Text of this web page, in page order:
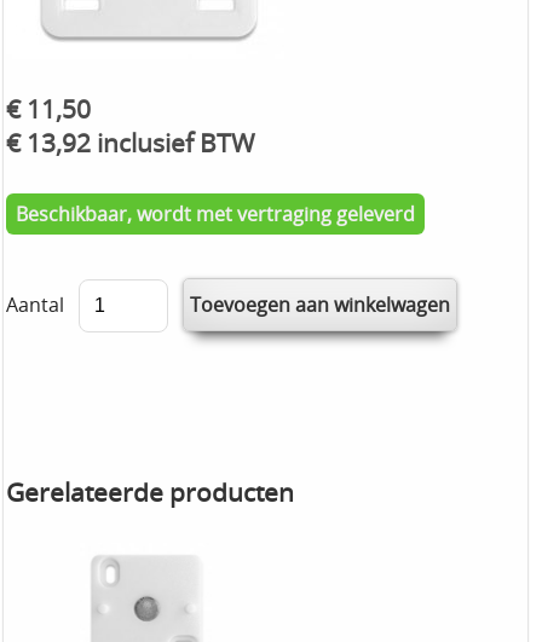
€ 11,50
€ 13,92 inclusief BTW
Beschikbaar, wordt met vertraging geleverd
Aantal
Gerelateerde producten